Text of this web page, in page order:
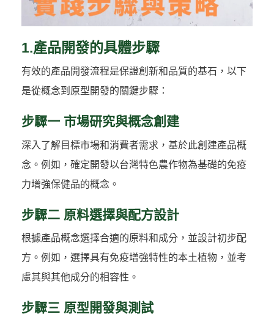
1.產品開發的具體步驟
有效的產品開發流程是保證創新和品質的基石，以下
是從概念到原型開發的關鍵步驟：
步驟一 市場研究與概念創建
深入了解目標市場和消費者需求，基於此創建產品概
念。例如，確定開發以台灣特色農作物為基礎的免疫
力增強保健品的概念。
步驟二 原料選擇與配方設計
根據產品概念選擇合適的原料和成分，並設計初步配
方。例如，選擇具有免疫增強特性的本土植物，並考
慮其與其他成分的相容性。
步驟三 原型開發與測試